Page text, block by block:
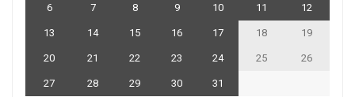
6 7 8 9 10 11 12
13 14 15 16 17 18 19
20 21 22 23 24 25 26
27 28 29 30
31